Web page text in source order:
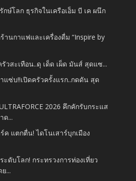
ษ์โลก ธุรกิจในเครือเอ็ม บี เค ผนึก
านกาแฟและเครื่องดื่ม “Inspire by
รัวสะเทือน..ดุ เด็ด เผ็ด มันส์ สุดแซ...
แซ่บ!!เปิดครัวครั้งแรก..กดดัน สุด
2026 คึกคักรับกระแส
ด...
ค แตกตื่น! ไดโนเสาร์บุกเมือง
ดับโลก! กระทรวงการท่องเที่ยว
...